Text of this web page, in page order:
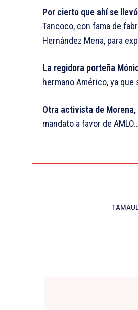
Por cierto que ahí se
Tancoco, con fama de
Hernández Mena, para
La regidora porteña
hermano Américo, ya
Otra activista de Morena,
mandato a favor de AMLO…